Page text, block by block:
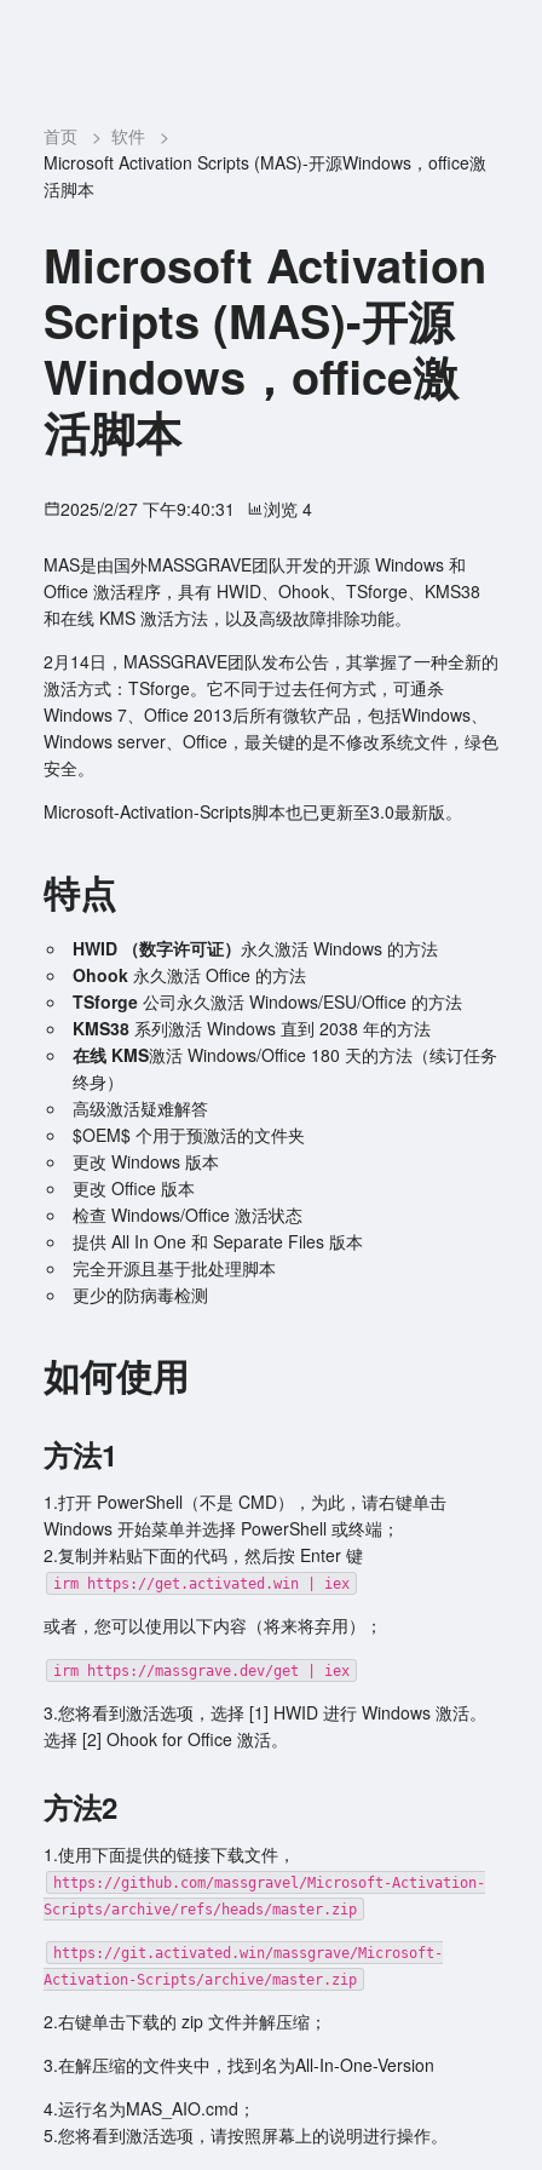
首页 > 软件
>
Microsoft Activation Scripts (MAS)-开源Windows，office激
活脚本
Microsoft Activation
Scripts (MAS)-开源
Windows，office激
活脚本
2025/2/27 下午9:40:31 浏览 4
MAS是由国外MASSGRAVE团队开发的开源 Windows 和
Office 激活程序，具有 HWID、Ohook、TSforge、KMS38
和在线 KMS 激活方法，以及高级故障排除功能。
2月14日，MASSGRAVE团队发布公告，其掌握了一种全新的
激活方式：TSforge。它不同于过去任何方式，可通杀
Windows 7、Office 2013后所有微软产品，包括Windows、
Windows server、Office，最关键的是不修改系统文件，绿色
安全。
Microsoft-Activation-Scripts脚本也已更新至3.0最新版。
特点
HWID （数字许可证） 永久激活 Windows 的方法
Ohook永久激活 Office 的方法
TSforge公司永久激活 Windows/ESU/Office 的方法
KMS38系列激活 Windows 直到 2038 年的方法
在线 KMS激活 Windows/Office 180 天的方法（续订任务
终身）
高级激活疑难解答
$OEM$ 个用于预激活的文件夹
更改 Windows 版本
更改 Office 版本
检查 Windows/Office 激活状态
提供 All In One 和 Separate Files 版本
完全开源且基于批处理脚本
更少的防病毒检测
如何使用
方法1
1.打开 PowerShell（不是 CMD），为此，请右键单击
Windows 开始菜单并选择 PowerShell 或终端；
2.复制并粘贴下面的代码，然后按 Enter 键
irm https://get.activated.win | iex
或者，您可以使用以下内容（将来将弃用）；
irm https://massgrave.dev/get | iex
3.您将看到激活选项，选择 [1] HWID 进行 Windows 激活。
选择 [2] Ohook for Office 激活。
方法2
1.使用下面提供的链接下载文件，
https://github.com/massgravel/Microsoft-Activation-
Scripts/archive/refs/heads/master.zip
https://git.activated.win/massgrave/Microsoft-
Activation-Scripts/archive/master.zip
2.右键单击下载的 zip 文件并解压缩；
3.在解压缩的文件夹中，找到名为All-In-One-Version
4.运行名为MAS_AIO.cmd；
5.您将看到激活选项，请按照屏幕上的说明进行操作。